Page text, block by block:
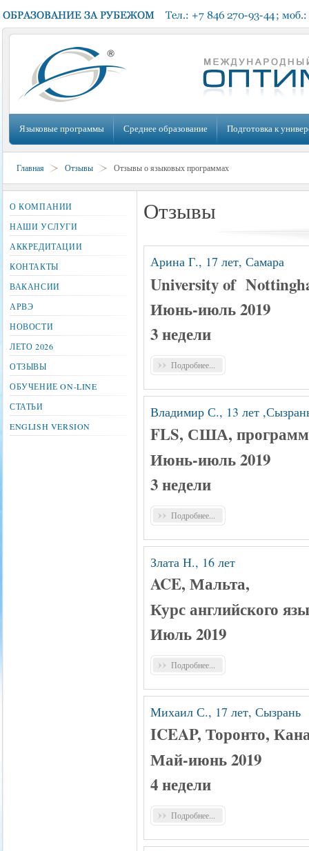
Языковые программы Среднее образование Подготовка к
Главная Отзывы Отзывы о языковых программах
Отзывы
Арина Г., 17 лет, Самара
University of
Июнь-июль 2019
3 недели
Подробнее...
Владимир С., 13 лет
FLS, США,
Июнь-июль 2019
3 недели
Подробнее...
Злата Н., 16 лет
ACE, Мальта,
Курс английского
Июль 2019
Подробнее...
Михаил С., 17 лет, Сызрань
ICEAP, Торонто,
Май-июнь 2019
4 недели
Подробнее...
О КОМПАНИИ
НАШИ УСЛУГИ
АККРЕДИТАЦИИ
КОНТАКТЫ
ВАКАНСИИ
АРВЭ
НОВОСТИ
ЛЕТО 2026
ОТЗЫВЫ
ОБУЧЕНИЕ ON-LINE
СТАТЬИ
ENGLISH VERSION